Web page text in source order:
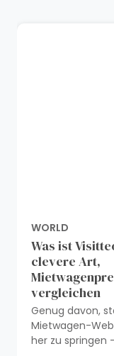
WORLD
Was ist
clevere Art,
vergleichen
Genug davon,
Mietwagen-
her zu springen